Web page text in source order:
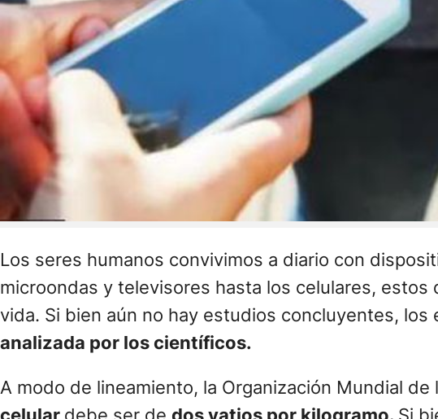
Los seres humanos convivimos a diario con
microondas y televisores hasta los celulares,
vida. Si bien aún no hay estudios concluyentes, los
analizada por los científicos.
A modo de lineamiento, la Organización Mundial